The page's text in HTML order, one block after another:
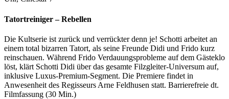
Tatortreiniger – Rebellen
Die Kultserie ist zurück und verrückter denn je! Schotti arbeitet an
einem total bizarren Tatort, als seine Freunde Didi und Frido kurz
reinschauen. Während Frido Verdauungsprobleme auf dem Gästeklo
löst, klärt Schotti Didi über das gesamte Filzgleiter-Universum auf,
inklusive Luxus-Premium-Segment. Die Premiere findet in
Anwesenheit des Regisseurs Arne Feldhusen statt. Barrierefreie dt.
Filmfassung (30 Min.)